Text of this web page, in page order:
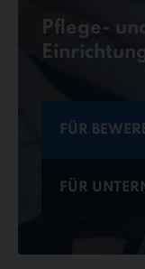
Pflege-
FÜR
FÜR